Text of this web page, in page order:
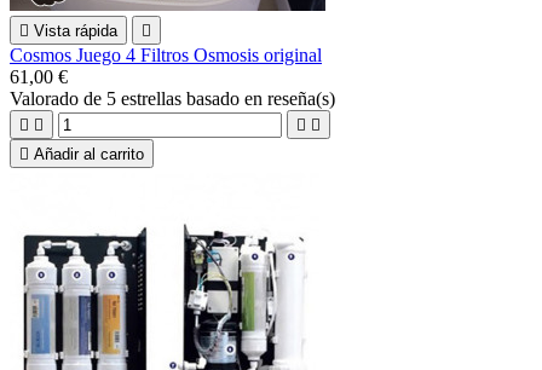
 Vista rápida 
Cosmos Juego 4 Filtros Osmosis original
61,00 €
Valorado de 5 estrellas basado en reseña(s)
   
 Añadir al carrito